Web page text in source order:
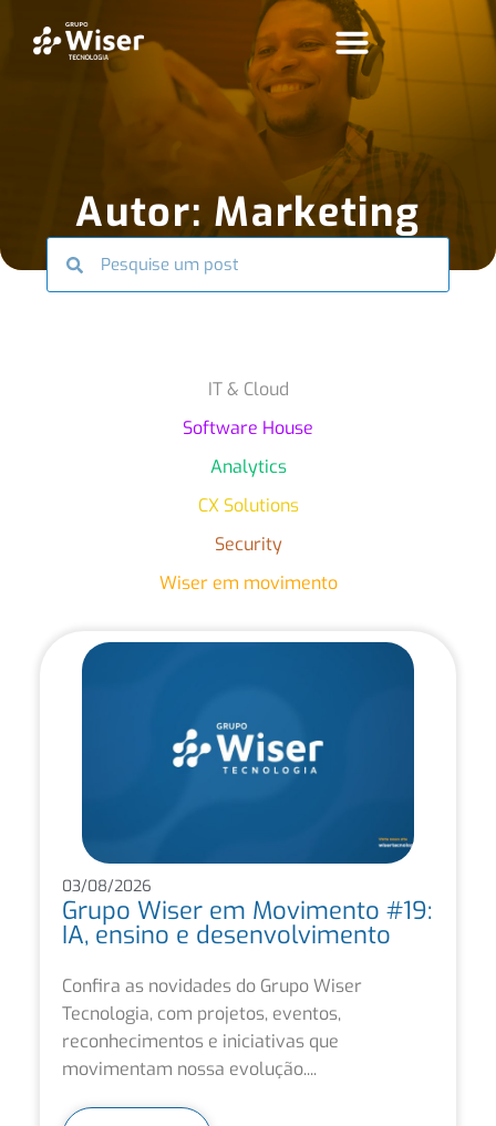
Autor: Marketing
IT & Cloud
Software House
Analytics
CX Solutions
Security
Wiser em movimento
03/08/2026
Grupo Wiser em Movimento #19:
IA, ensino e desenvolvimento
Confira as novidades do Grupo Wiser
Tecnologia, com projetos, eventos,
reconhecimentos e iniciativas que
movimentam nossa evolução....